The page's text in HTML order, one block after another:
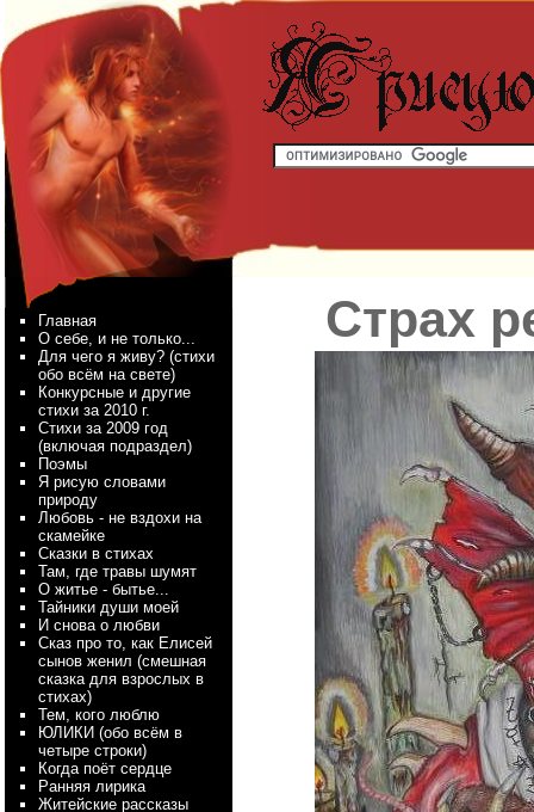
Главная
О себе, и не только...
Для чего я живу? (стихи
обо всём на свете)
Конкурсные и другие
стихи за 2010 г.
Стихи за 2009 год
(включая подраздел)
Поэмы
Я рисую словами
природу
Любовь - не вздохи на
скамейке
Сказки в стихах
Там, где травы шумят
О житье - бытье...
Тайники души моей
И снова о любви
Сказ про то, как Елисей
сынов женил (смешная
сказка для взрослых в
стихах)
Тем, кого люблю
ЮЛИКИ (обо всём в
четыре строки)
Когда поёт сердце
Ранняя лирика
Житейские рассказы
Страх